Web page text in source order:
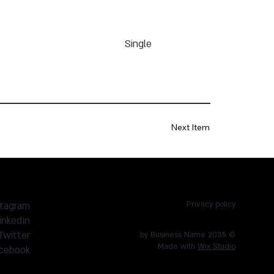
Single
Next Item
Privacy policy
© 2035 by Business Name.
Made with Wix Studio